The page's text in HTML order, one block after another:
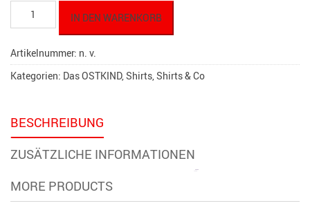
Herren
"Zonenkind"
Vol.
014
IN DEN WARENKORB
Artikelnummer: n. v.
Kategorien: Das OSTKIND,Shirts,Shirts & Co
BESCHREIBUNG
ZUSÄTZLICHE INFORMATIONEN
MORE PRODUCTS